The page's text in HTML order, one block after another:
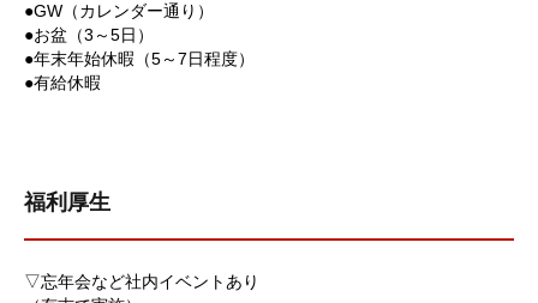
●GW（カレンダー通り）
●お盆（3～5日）
●年末年始休暇（5～7日程度）
●有給休暇
福利厚生
▽忘年会など社内イベントあり